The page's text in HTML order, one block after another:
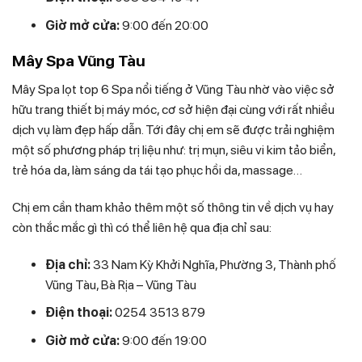
Giờ mở cửa:9:00 đến 20:00
Mây Spa Vũng Tàu
Mây Spa lọt top 6 Spa nổi tiếng ở Vũng Tàu nhờ vào việc sở
hữu trang thiết bị máy móc, cơ sở hiện đại cùng với rất nhiều
dịch vụ làm đẹp hấp dẫn. Tới đây chị em sẽ được trải nghiệm
một số phương pháp trị liệu như: trị mụn, siêu vi kim tảo biển,
trẻ hóa da, làm sáng da tái tạo phục hồi da, massage…
Chị em cần tham khảo thêm một số thông tin về dịch vụ hay
còn thắc mắc gì thì có thể liên hệ qua địa chỉ sau:
Địa chỉ:33 Nam Kỳ Khởi Nghĩa, Phường 3, Thành phố
Vũng Tàu, Bà Rịa – Vũng Tàu
Điện thoại:0254 3513 879
Giờ mở cửa:9:00 đến 19:00